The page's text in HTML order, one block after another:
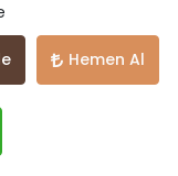
Hemen Al